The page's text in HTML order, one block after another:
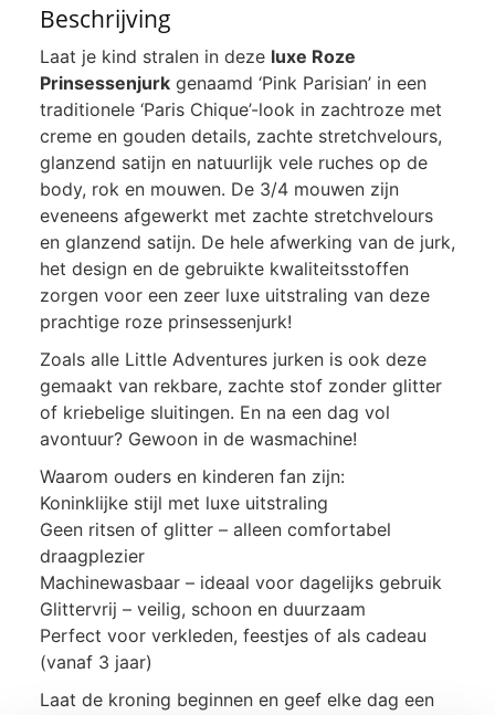
Beschrijving
Laat je kind stralen in deze luxe Roze
Prinsessenjurk genaamd ‘Pink Parisian’ in een
traditionele ‘Paris Chique’-look in zachtroze met
creme en gouden details, zachte stretchvelours,
glanzend satijn en natuurlijk vele ruches op de
body, rok en mouwen. De 3/4 mouwen zijn
eveneens afgewerkt met zachte stretchvelours
en glanzend satijn. De hele afwerking van de jurk,
het design en de gebruikte kwaliteitsstoffen
zorgen voor een zeer luxe uitstraling van deze
prachtige roze prinsessenjurk!
Zoals alle Little Adventures jurken is ook deze
gemaakt van rekbare, zachte stof zonder glitter
of kriebelige sluitingen. En na een dag vol
avontuur? Gewoon in de wasmachine!
Waarom ouders en kinderen fan zijn:
Koninklijke stijl met luxe uitstraling
Geen ritsen of glitter – alleen comfortabel
draagplezier
Machinewasbaar – ideaal voor dagelijks gebruik
Glittervrij – veilig, schoon en duurzaam
Perfect voor verkleden, feestjes of als cadeau
(vanaf 3 jaar)
Laat de kroning beginnen en geef elke dag een